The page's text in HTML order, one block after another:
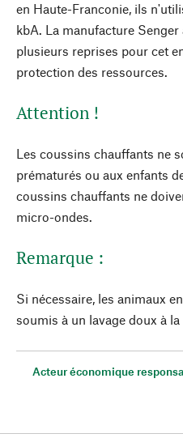
en Haute-Franconie, ils
kbA. La manufacture Senger
plusieurs reprises pour cet
protection des ressources.
Attention !
Les coussins chauffants ne
prématurés ou aux enfants
coussins chauffants ne
micro-ondes.
Remarque :
Si nécessaire, les animaux
soumis à un lavage doux à la
Acteur économique